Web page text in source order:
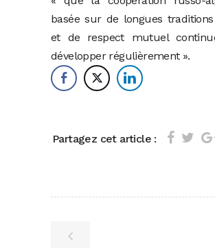
basée sur de longues traditions
et de respect mutuel
développer régulièrement ».
Partagez cet article :